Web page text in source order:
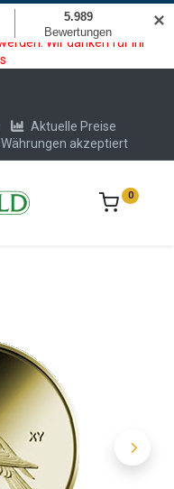
Krypto Bezahlmodul. In der
keine Krypto oder
Wir danken für Ihr
Aktuelle Preise
Währungen akzeptiert
0
✕